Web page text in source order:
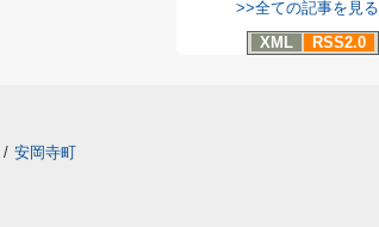
>>全ての記事を見る
XML
RSS2.0
/ 安岡寺町